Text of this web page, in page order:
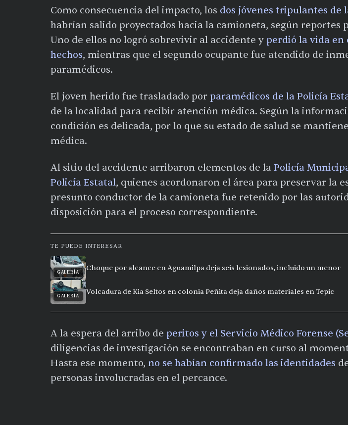
Como consecuencia del impacto, los dos jóvenes tripulantes de
habrían salido proyectados hacia la camioneta, según reportes
Uno de ellos no logró sobrevivir al accidente y perdió la vida en
hechos, mientras que el segundo ocupante fue atendido de
paramédicos.
El joven herido fue trasladado por paramédicos de la Policía
de la localidad para recibir atención médica. Según la
condición es delicada, por lo que su estado de salud se
médica.
Al sitio del accidente arribaron elementos de la Policía
Policía Estatal, quienes acordonaron el área para preservar la
presunto conductor de la camioneta fue retenido por las
disposición para el proceso correspondiente.
TE PUEDE INTERESAR
GALERÍA Choque por alcance en Aguamilpa deja seis lesionados, incluido un menor
GALERÍA Volcadura de Kia Seltos en colonia Peñita deja daños materiales en Tepic
A la espera del arribo de peritos y el Servicio Médico Forense
diligencias de investigación se encontraban en curso al
Hasta ese momento, no se habían confirmado las identidades
personas involucradas en el percance.